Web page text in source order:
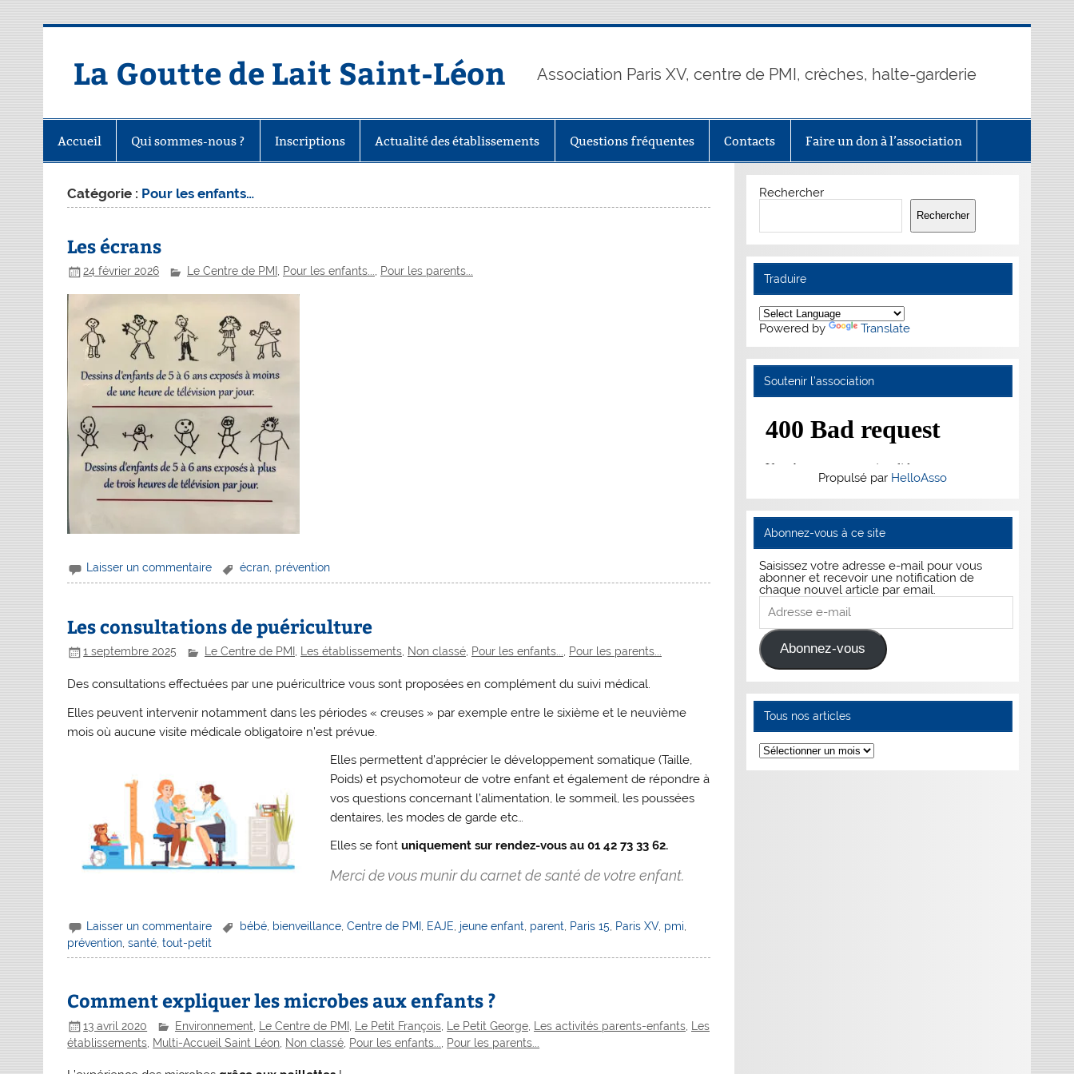
La Goutte de Lait Saint-Léon Association Paris XV, centre de PMI, crèches, halte-garderie
Accueil Qui sommes-nous ? Inscriptions Actualité des établissements Questions fréquentes Contacts Faire un don à l’association
Catégorie : Pour les enfants…
Les écrans
24 février 2026 Le Centre de PMI , Pour les enfants..., Pour les parents...
Laisser un commentaire écran, prévention
Les consultations de puériculture
1 septembre 2025 Le Centre de PMI , Les établissements, Non classé, Pour les enfants..., Pour les parents...
Des consultations effectuées par une puéricultrice vous sont proposées en complément du suivi médical.
Elles peuvent intervenir notamment dans les périodes « creuses » par exemple entre le sixième et le neuvième
mois où aucune visite médicale obligatoire n’est prévue.
Elles permettent d’apprécier le développement somatique (Taille,
Poids) et psychomoteur de votre enfant et également de répondre à
vos questions concernant l’alimentation, le sommeil, les poussées
dentaires, les modes de garde etc…
Elles se font uniquement sur rendez-vous au 01 42 73 33 62.
Merci de vous munir du carnet de santé de votre enfant.
Laisser un commentaire bébé, bienveillance, Centre de PMI EAJE jeune enfant parent Paris 15 Paris XV, pmi
prévention ,santé ,tout-petit
Comment expliquer les microbes aux enfants ?
13 avril 2020 Environnement Le Centre de PMI Le Petit François, Le Petit George, Les activités parents-enfants,
Les
établissements Multi-Accueil Saint Léon Non classé Pour les enfants... Pour les parents...
Rechercher
Rechercher
Traduire
Powered by Translate
Soutenir l’association
Propulsé par HelloAsso
Abonnez-vous à ce site
Saisissez votre adresse e-mail pour vous
abonner et recevoir une notification de
chaque nouvel article par email.
Adresse
e-
mail
Abonnez-vous
Tous nos articles
Tous
nos
articles